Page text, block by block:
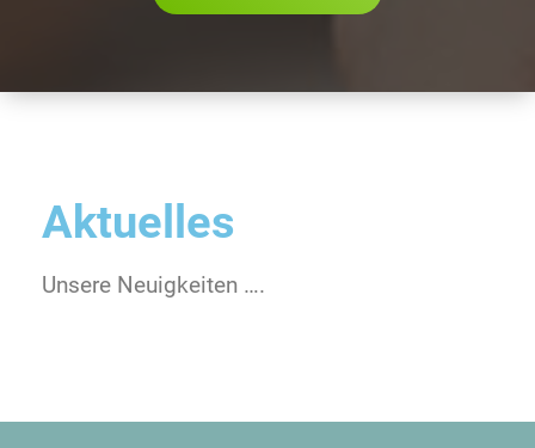
Aktuelles
Unsere Neuigkeiten ….